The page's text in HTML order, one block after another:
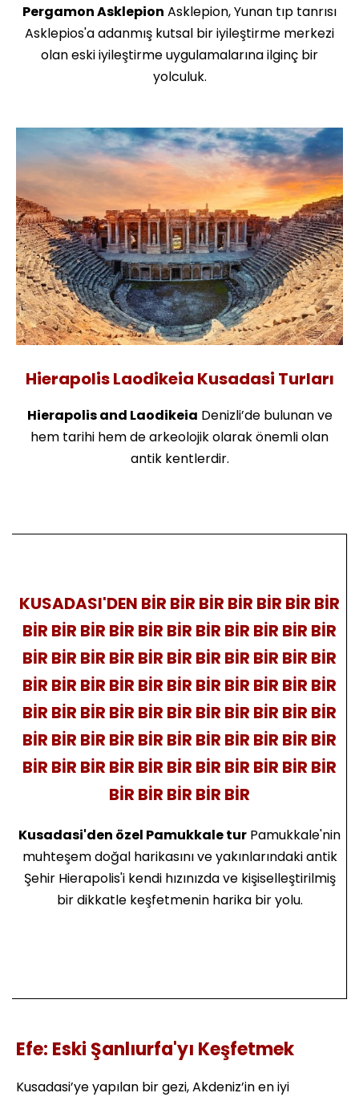
Pergamon Asklepion Asklepion, Yunan tıp tanrısı
Asklepios'a adanmış kutsal bir iyileştirme merkezi
olan eski iyileştirme uygulamalarına ilginç bir
yolculuk.
Hierapolis Laodikeia Kusadasi Turları
Hierapolis and Laodikeia Denizli’de bulunan ve
hem tarihi hem de arkeolojik olarak önemli olan
antik kentlerdir.
KUSADASI'DEN BİR BİR BİR BİR BİR BİR BİR
BİR BİR BİR BİR BİR BİR BİR BİR BİR BİR BİR
BİR BİR BİR BİR BİR BİR BİR BİR BİR BİR BİR
BİR BİR BİR BİR BİR BİR BİR BİR BİR BİR BİR
BİR BİR BİR BİR BİR BİR BİR BİR BİR BİR BİR
BİR BİR BİR BİR BİR BİR BİR BİR BİR BİR BİR
BİR BİR BİR BİR BİR BİR BİR BİR BİR BİR BİR
BİR BİR BİR BİR BİR
Kusadasi'den özel Pamukkale tur Pamukkale'nin
muhteşem doğal harikasını ve yakınlarındaki antik
Şehir Hierapolis'i kendi hızınızda ve kişiselleştirilmiş
bir dikkatle keşfetmenin harika bir yolu.
Efe: Eski Şanlıurfa'yı Keşfetmek
Kusadasi’ye yapılan bir gezi, Akdeniz’in en iyi